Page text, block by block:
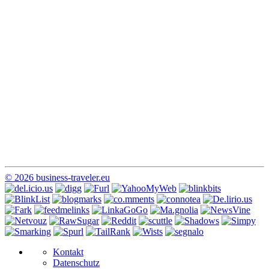
© 2026 business-traveler.eu
Kontakt
Datenschutz